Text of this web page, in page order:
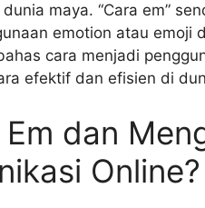
maya. “Cara em”
emotion atau emoji
cara menjadi
efektif dan efisien di
dan
Online?